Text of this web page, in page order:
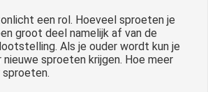
een rol. Hoeveel sproeten je
groot deel namelijk af van de
Als je ouder wordt kun je
sproeten krijgen. Hoe meer
sproeten.